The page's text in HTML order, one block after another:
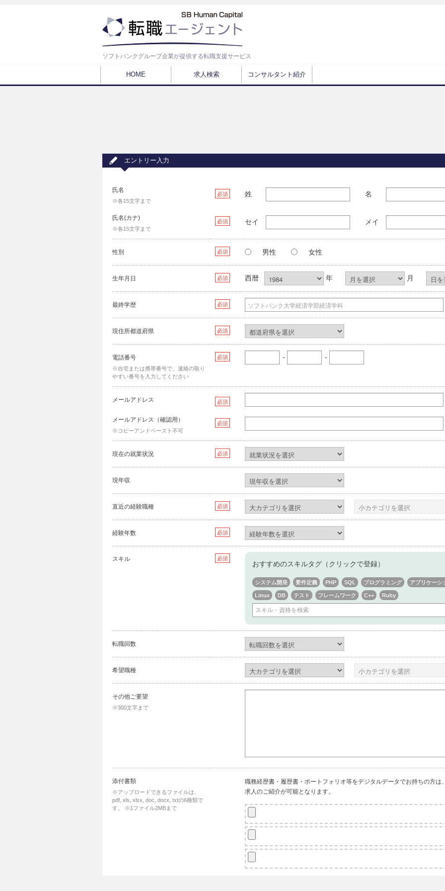
ソフトバンクグループ企業が提供する転職支援サービス
HOME 求人検索 コンサルタント紹介
エントリー入力
氏名
※各15文字まで
必須 姓 名
氏名(カナ)
※各15文字まで
必須 セイ メイ
性別 必須 男性 女性
生年月日 必須 西暦 年 月
最終学歴 必須
現住所都道府県 必須
電話番号
※自宅または携帯番号で、連絡の取り
やすい番号を入力してください
必須 - -
メールアドレス 必須
メールアドレス（確認用）
※コピーアンドペースト不可
必須
現在の就業状況 必須
現年収
直近の経験職種 必須
経験年数 必須
スキル 必須
おすすめのスキルタグ（クリックで登録）
システム開発 要件定義 PHP SQL プログラミング アプリケーシ
Linux DB テスト フレームワーク C++ Ruby
転職回数
希望職種
その他ご要望
※300文字まで
添付書類
※アップロードできるファイルは、
pdf, xls, xlsx, doc, docx, txtの6種類で
す。
※1ファイル2MBまで
職務経歴書・履歴書・ポートフォリオ等をデジタルデータでお持ちの方
求人のご紹介が可能となります。